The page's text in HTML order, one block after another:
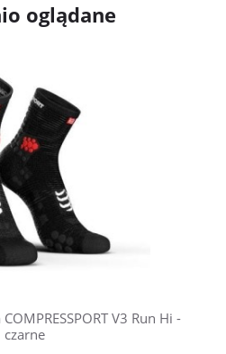
oglądane
V3 Run Hi -
czarne